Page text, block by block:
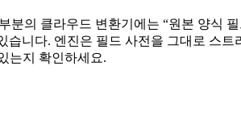
분의 클라우드 변환기에는 “원본 양식
습니다. 엔진은 필드 사전을 그대로 스
는지 확인하세요.